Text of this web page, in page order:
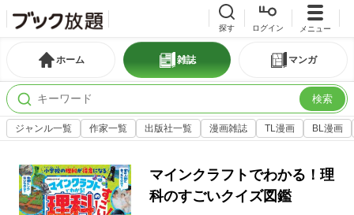
探す ログイン メニュー
ホーム 雑誌 マンガ
検索
ジャンル一覧 作家一覧 出版社一覧 漫画雑誌 TL漫画 BL漫画
マインクラフトでわかる！理
科のすごいクイズ図鑑